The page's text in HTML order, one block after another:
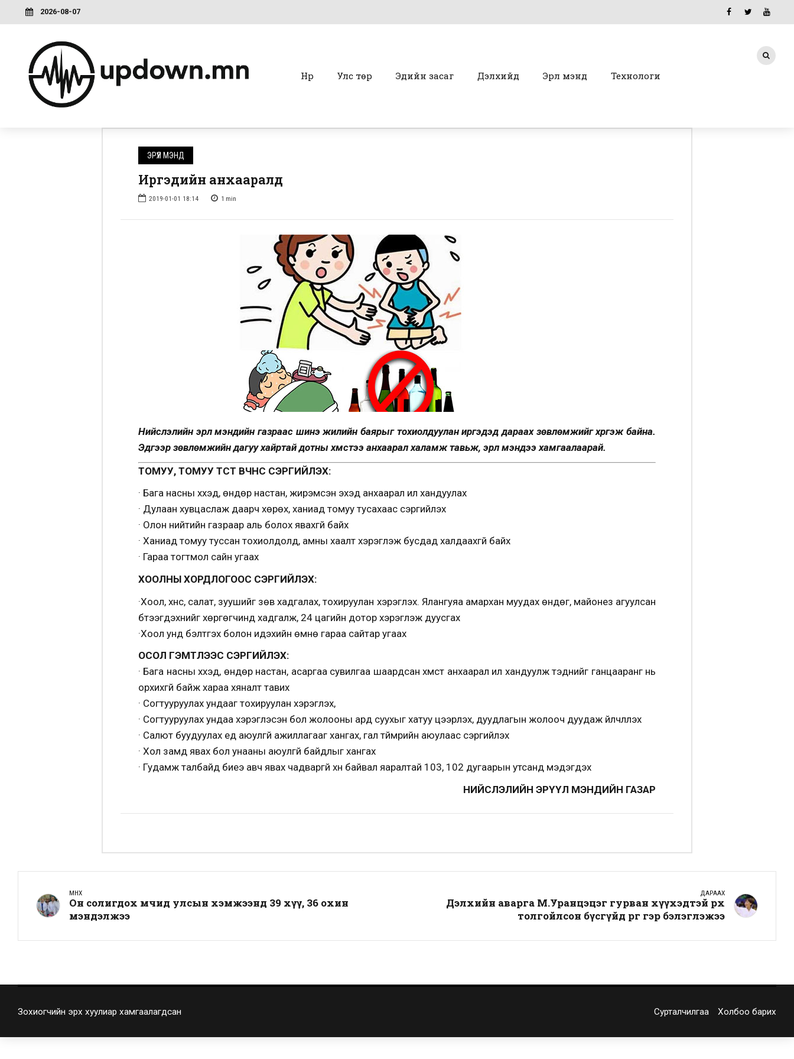
2026-08-07
Нүүр Улс төр Эдийн засаг Дэлхийд Эрүүл мэнд Технологи
ЭРҮҮЛ МЭНД
Иргэдийн анхааралд
2019-01-01 18:14 1 min
Нийслэлийн эрүүл мэндийн газраас шинэ жилийн баярыг тохиолдуулан иргэдэд дараах зөвлөмжийг хүргэж байна.
Эдгээр зөвлөмжийн дагуу хайртай дотны хүмүүстээ анхаарал халамж тавьж, эрүүл мэндээ хамгаалаарай.
ТОМУУ, ТОМУУ ТӨСТ ӨВЧНӨӨС СЭРГИЙЛЭХ:
· Бага насны хүүхэд, өндөр настан, жирэмсэн эхэд анхаарал илүү хандуулах
· Дулаан хувцаслаж даарч хөрөх, ханиад томуу тусахаас сэргийлэх
· Олон нийтийн газраар аль болох явахгүй байх
· Ханиад томуу туссан тохиолдолд, амны хаалт хэрэглэж бусдад халдаахгүй байх
· Гараа тогтмол сайн угаах
ХООЛНЫ ХОРДЛОГООС СЭРГИЙЛЭХ:
·Хоол, хүнс, салат, зуушийг зөв хадгалах, тохируулан хэрэглэх. Ялангуяа амархан муудах өндөг, майонез агуулсан
бүтээгдэхүүнийг хөргөгчинд хадгалж, 24 цагийн дотор хэрэглэж дуусгах
·Хоол унд бэлтгэх болон идэхийн өмнө гараа сайтар угаах
ОСОЛ ГЭМТЛЭЭС СЭРГИЙЛЭХ:
· Бага насны хүүхэд, өндөр настан, асаргаа сувилгаа шаардсан хүмүүст анхаарал илүү хандуулж тэднийг ганцааранг нь
орхихгүй байж хараа хяналт тавих
· Согтууруулах ундааг тохируулан хэрэглэх,
· Согтууруулах ундаа хэрэглэсэн бол жолооны ард суухыг хатуу цээрлэх, дуудлагын жолооч дуудаж үйлчлүүлэх
· Салют буудуулах үед аюулгүй ажиллагааг хангах, гал түймрийн аюулаас сэргийлэх
· Хол замд явах бол унааны аюулгүй байдлыг хангах
· Гудамж талбайд биеэ авч явах чадваргүй хүн байвал яаралтай 103, 102 дугаарын утсанд мэдэгдэх
НИЙСЛЭЛИЙН ЭРҮҮЛ МЭНДИЙН ГАЗАР
ӨМНӨХ
Он солигдох мөчид улсын хэмжээнд 39 хүү, 36 охин
мэндэлжээ
ДАРААХ
Дэлхийн аварга М.Уранцэцэг гурван хүүхэдтэй өрх
толгойлсон бүсгүйд өргөө гэр бэлэглэжээ
Зохиогчийн эрх хуулиар хамгаалагдсан Сурталчилгаа Холбоо барих